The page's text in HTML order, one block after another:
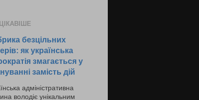
безцільних
як українська
змагається у
замість дій
адміністративна
володіє унікальним